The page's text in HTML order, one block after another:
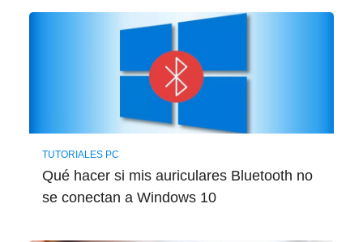
TUTORIALES PC
Qué hacer si mis auriculares Bluetooth no
se conectan a Windows 10